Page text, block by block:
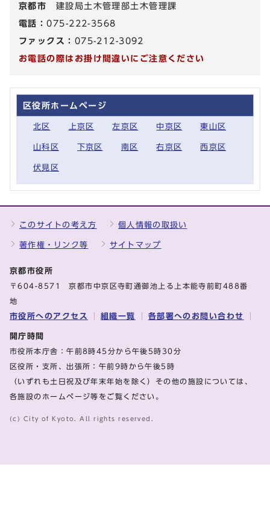
京都市 建設局土木管理部土木管理課
電話：075-222-3568
ファックス： 075-212-3092
お電話の際はお掛け間違いにご注意ください
区役所ホームページ
北区 上京区 左京区 中京区 東山区
山科区 下京区 南区 右京区 西京区
伏見区
このサイトの考え方 個人情報の取扱い
著作権・リンク等 サイトマップ
京都市役所
〒604-8571 京都市中京区寺町通御池上る上本能寺前町488番
地
市役所へのアクセス 組織一覧 各部署へのお問い合わせ
開庁時間
市役所本庁舎：午前8時45分から午後5時30分
区役所・支所、出張所：午前9時から午後5時
（いずれも土日祝及び年末年始を除く）その他の施設については、
各施設のホームページ等をご覧ください。
(c) City of Kyoto. All rights reserved.